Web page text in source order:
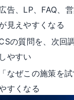
告、LP、FAQ、
見えやすくなる
の質問を、次回
やすい
なぜこの施策を
すくなる